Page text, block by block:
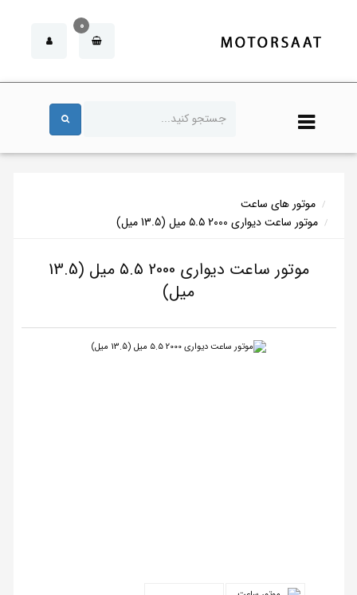
0
موتور های ساعت
موتور ساعت دیواری 2000 ۵.۵ میل (13.5 میل)
موتور ساعت دیواری 2000 ۵.۵ میل (13.5
میل)